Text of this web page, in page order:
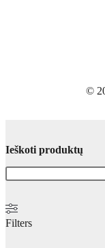
©
Ieškoti produktų
Filters